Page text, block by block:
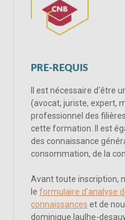
PRE-REQUIS
Il est nécessaire d'être
(avocat, juriste, expert,
professionnel des
cette formation. Il est
des connaissance
consommation, de la
Avant toute inscription,
leformulaire d'analyse
connaissances et de
dominique.laulhe-